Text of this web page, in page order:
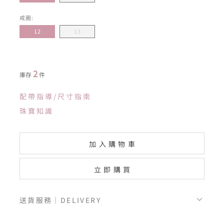
戒圈:
12
13
庫存2件
配帶指導/尺寸指南
珠寶知識
加入購物車
立即購買
送貨服務｜DELIVERY